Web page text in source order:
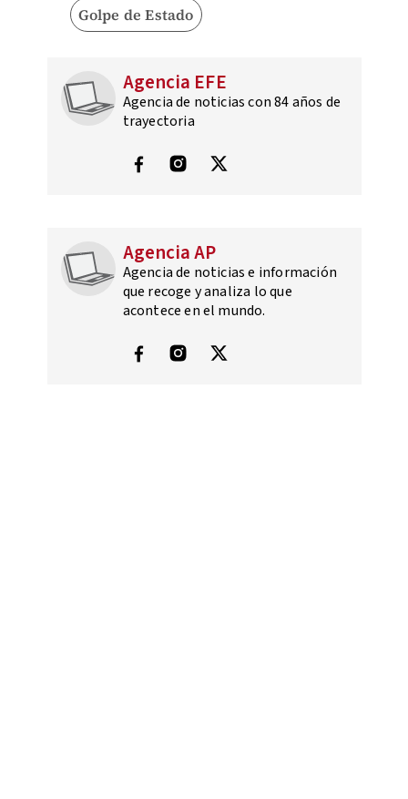
Golpe de Estado
Agencia EFE
Agencia de noticias con 84 años de
trayectoria
Agencia AP
Agencia de noticias e información
que recoge y analiza lo que
acontece en el mundo.